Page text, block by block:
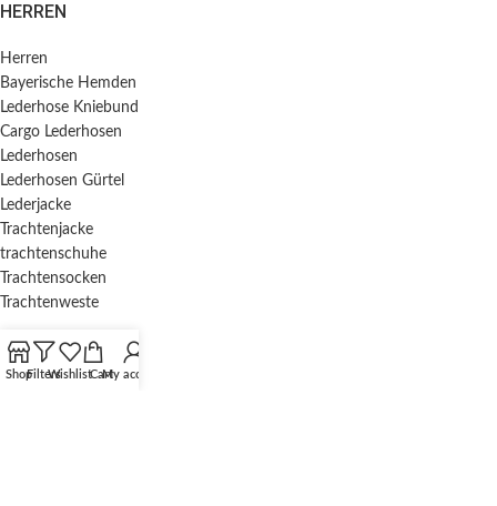
HERREN
Herren
Bayerische Hemden​
Lederhose Kniebund
Cargo Lederhosen
Lederhosen
Lederhosen Gürtel
Lederjacke
Trachtenjacke
trachtenschuhe
Trachtensocken
Trachtenweste
USEFUL LINKS
ShopFiltersWishlistCartMy account